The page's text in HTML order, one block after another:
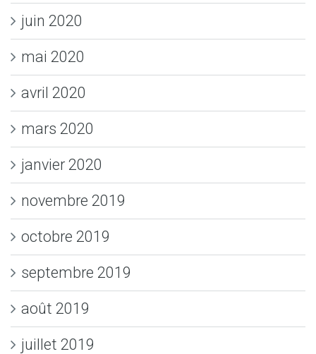
juin 2020
mai 2020
avril 2020
mars 2020
janvier 2020
novembre 2019
octobre 2019
septembre 2019
août 2019
juillet 2019